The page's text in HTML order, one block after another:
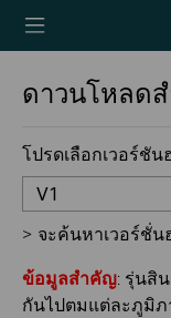
ดาวนโหลด
โปรดเลือกเวอร์ชัน
V1
> จะค้นหาเวอร์ชั่น
ข้อมูลสำคัญ: รุ่นสิ
กันไปตมแต่ละภูมิภ